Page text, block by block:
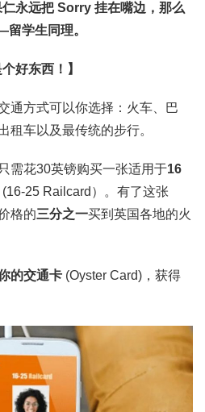
永远把 Sorry 挂在嘴边，那么
学生同理。
好东西！】
通方式可以你选择：火车、巴
租车以及最传统的步行。
需花30英镑购买一张适用于16
(16-25 Railcard）。有了这张
格的三分之一买到英国各地的火
的交通卡 (Oyster Card)，获得